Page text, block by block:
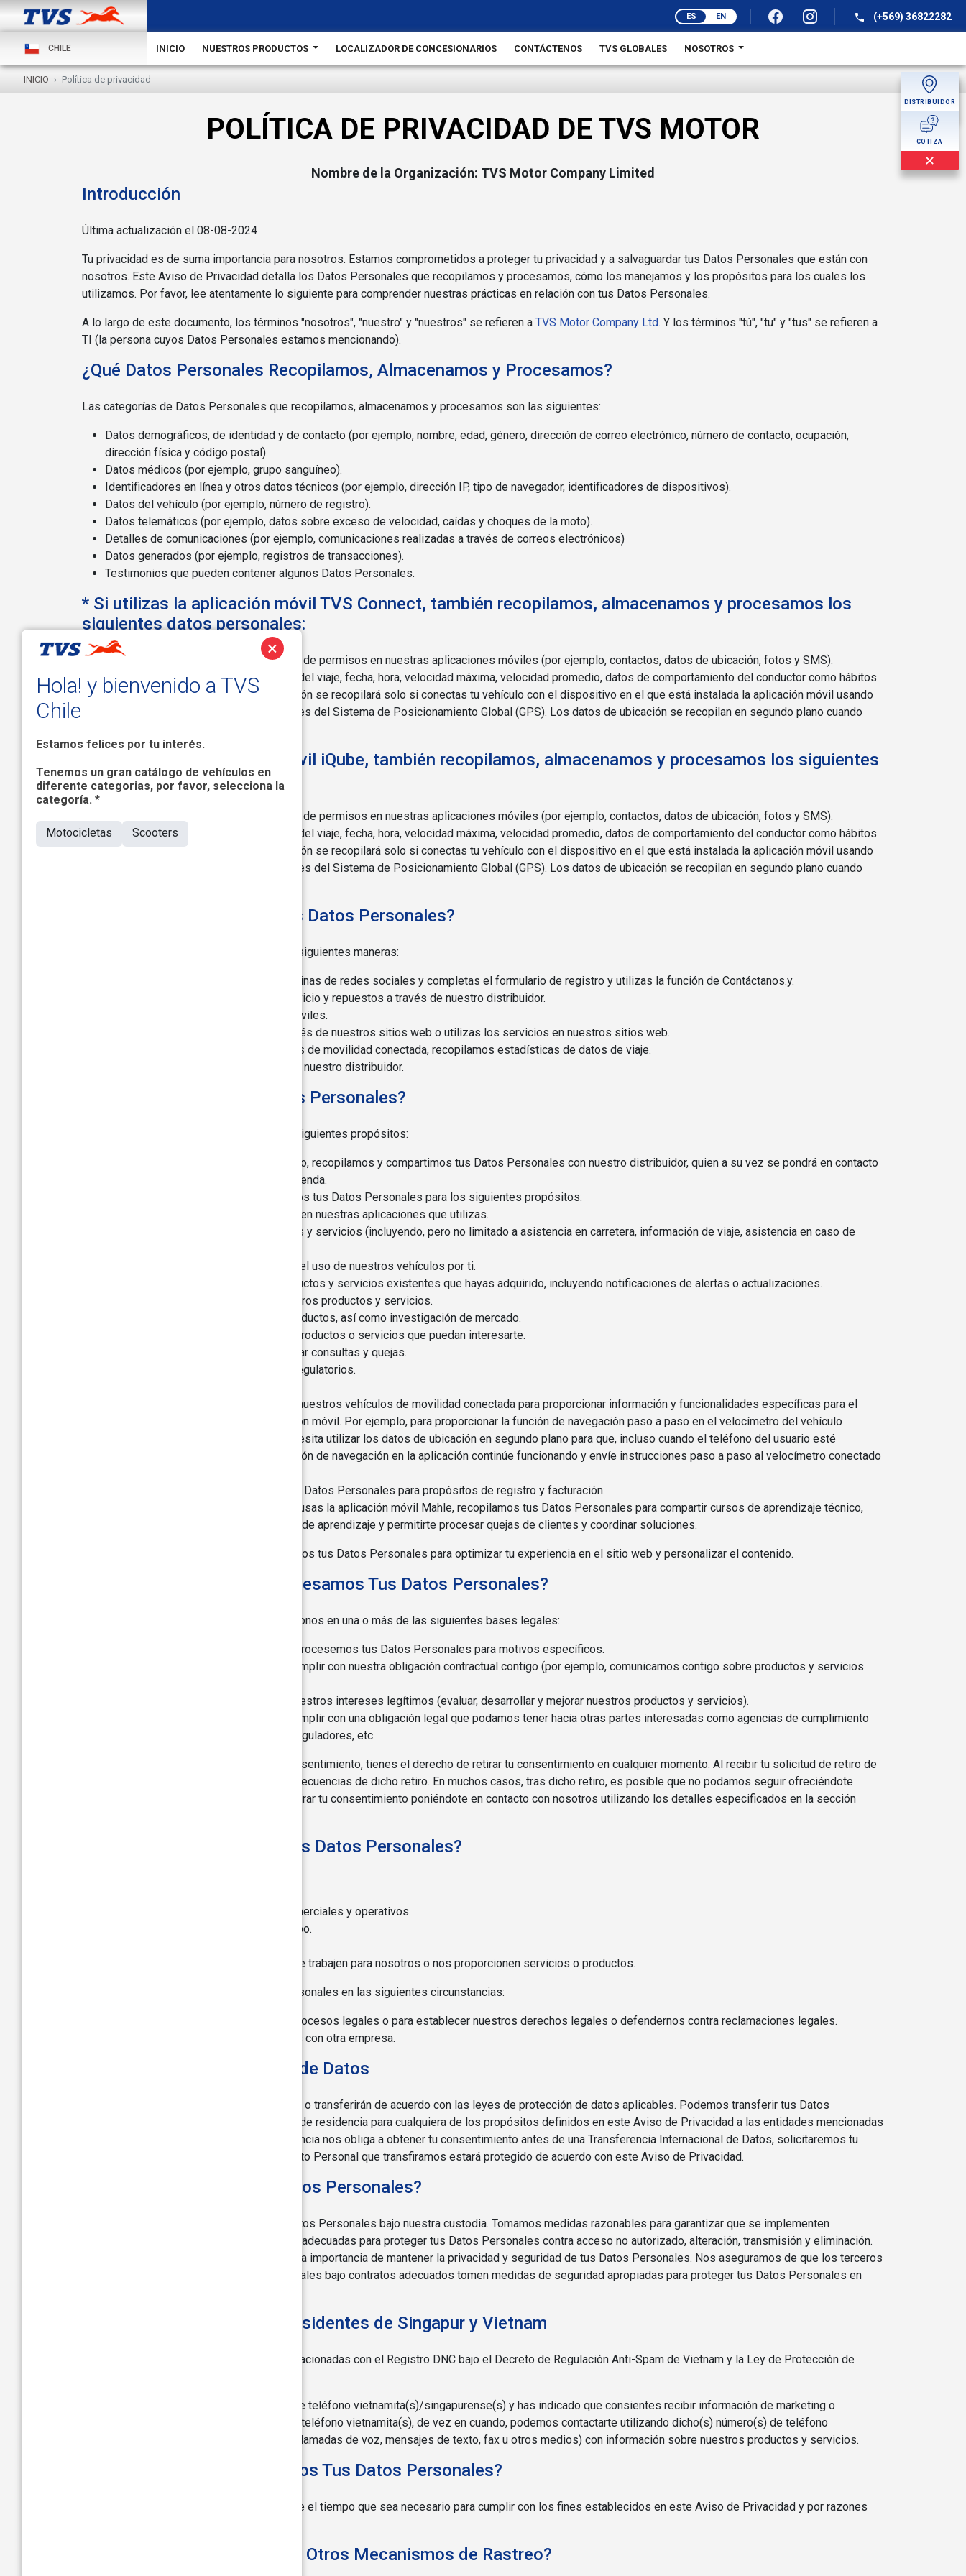
ES EN (+569) 36822282
CHILE INICIO NUESTROS PRODUCTOS LOCALIZADOR DE CONCESIONARIOS CONTÁCTENOS TVS GLOBALES NOSOTROS
DISTRIBUIDOR
COTIZA
✕
INICIO Política de privacidad
POLÍTICA DE PRIVACIDAD DE TVS MOTOR
Nombre de la Organización: TVS Motor Company Limited
Introducción
Última actualización el 08-08-2024
Tu privacidad es de suma importancia para nosotros. Estamos comprometidos a proteger tu privacidad y a salvaguardar tus Datos Personales que están con
nosotros. Este Aviso de Privacidad detalla los Datos Personales que recopilamos y procesamos, cómo los manejamos y los propósitos para los cuales los
utilizamos. Por favor, lee atentamente lo siguiente para comprender nuestras prácticas en relación con tus Datos Personales.
A lo largo de este documento, los términos "nosotros", "nuestro" y "nuestros" se refieren a TVS Motor Company Ltd. Y los términos "tú", "tu" y "tus" se refieren a
TI (la persona cuyos Datos Personales estamos mencionando).
¿Qué Datos Personales Recopilamos, Almacenamos y Procesamos?
Las categorías de Datos Personales que recopilamos, almacenamos y procesamos son las siguientes:
Datos demográficos, de identidad y de contacto (por ejemplo, nombre, edad, género, dirección de correo electrónico, número de contacto, ocupación,
dirección física y código postal).
Datos médicos (por ejemplo, grupo sanguíneo).
Identificadores en línea y otros datos técnicos (por ejemplo, dirección IP, tipo de navegador, identificadores de dispositivos).
Datos del vehículo (por ejemplo, número de registro).
Datos telemáticos (por ejemplo, datos sobre exceso de velocidad, caídas y choques de la moto).
Detalles de comunicaciones (por ejemplo, comunicaciones realizadas a través de correos electrónicos)
Datos generados (por ejemplo, registros de transacciones).
Testimonios que pueden contener algunos Datos Personales.
* Si utilizas la aplicación móvil TVS Connect, también recopilamos, almacenamos y procesamos los
siguientes datos personales:
Datos personales recopilados a través de permisos en nuestras aplicaciones móviles (por ejemplo, contactos, datos de ubicación, fotos y SMS).
Datos de viaje (por ejemplo, ubicación del viaje, fecha, hora, velocidad máxima, velocidad promedio, datos de comportamiento del conductor como hábitos
de velocidad y frenado). Esta información se recopilará solo si conectas tu vehículo con el dispositivo en el que está instalada la aplicación móvil usando
Bluetooth y tu dispositivo recibe señales del Sistema de Posicionamiento Global (GPS). Los datos de ubicación se recopilan en segundo plano cuando
* Si utilizas la aplicación móvil iQube, también recopilamos, almacenamos y procesamos los siguientes
datos personales:
Datos personales recopilados a través de permisos en nuestras aplicaciones móviles (por ejemplo, contactos, datos de ubicación, fotos y SMS).
Datos de viaje (por ejemplo, ubicación del viaje, fecha, hora, velocidad máxima, velocidad promedio, datos de comportamiento del conductor como hábitos
de velocidad y frenado). Esta información se recopilará solo si conectas tu vehículo con el dispositivo en el que está instalada la aplicación móvil usando
Bluetooth y tu dispositivo recibe señales del Sistema de Posicionamiento Global (GPS). Los datos de ubicación se recopilan en segundo plano cuando
¿De Dónde Recopilamos Tus Datos Personales?
Recopilamos tus Datos Personales de las siguientes maneras:
Cuando visitas nuestro sitio web o páginas de redes sociales y completas el formulario de registro y utilizas la función de Contáctanos.y.
Cuando recibimos una solicitud de servicio y repuestos a través de nuestro distribuidor.
Cuando usas nuestras aplicaciones móviles.
Cuando interactúas con nosotros a través de nuestros sitios web o utilizas los servicios en nuestros sitios web.
Cuando usas uno de nuestros vehículos de movilidad conectada, recopilamos estadísticas de datos de viaje.
Cuando te inscribes para convertirte en nuestro distribuidor.
¿Cómo Utilizamos Tus Datos Personales?
Utilizamos tus Datos Personales para los siguientes propósitos:
Si expresas interés en nuestro producto, recopilamos y compartimos tus Datos Personales con nuestro distribuidor, quien a su vez se pondrá en contacto
contigo para programar una visita a la tienda.
Si eres un cliente existente, recopilamos tus Datos Personales para los siguientes propósitos:
Autenticar tu cuenta o información en nuestras aplicaciones que utilizas.
Proporcionarte nuestros productos y servicios (incluyendo, pero no limitado a asistencia en carretera, información de viaje, asistencia en caso de
Generar análisis relacionados con el uso de nuestros vehículos por ti.
Comunicarnos contigo sobre productos y servicios existentes que hayas adquirido, incluyendo notificaciones de alertas o actualizaciones.
Evaluar, desarrollar y mejorar nuestros productos y servicios.
Realizar análisis de mercado y productos, así como investigación de mercado.
Enviarte información sobre otros productos o servicios que puedan interesarte.
Obtener retroalimentación y manejar consultas y quejas.
Cumplir con requisitos legales o regulatorios.
Utilizamos datos de ubicación en nuestros vehículos de movilidad conectada para proporcionar información y funcionalidades específicas para el
usuario mientras utiliza la aplicación móvil. Por ejemplo, para proporcionar la función de navegación paso a paso en el velocímetro del vehículo
conectado, la aplicación móvil necesita utilizar los datos de ubicación en segundo plano para que, incluso cuando el teléfono del usuario esté
bloqueado y en su bolsillo, la función de navegación en la aplicación continúe funcionando y envíe instrucciones paso a paso al velocímetro conectado
Si eres un distribuidor, recopilamos tus Datos Personales para propósitos de registro y facturación.
Si eres un empleado del distribuidor y usas la aplicación móvil Mahle, recopilamos tus Datos Personales para compartir cursos de aprendizaje técnico,
realizar un seguimiento de tu progreso de aprendizaje y permitirte procesar quejas de clientes y coordinar soluciones.
Si eres un visitante del sitio web, procesamos tus Datos Personales para optimizar tu experiencia en el sitio web y personalizar el contenido.
¿En Qué Bases Legales Procesamos Tus Datos Personales?
Procesamos tus Datos Personales basándonos en una o más de las siguientes bases legales:
Has dado tu consentimiento para que procesemos tus Datos Personales para motivos específicos.
El procesamiento es necesario para cumplir con nuestra obligación contractual contigo (por ejemplo, comunicarnos contigo sobre productos y servicios
El procesamiento es necesario para nuestros intereses legítimos (evaluar, desarrollar y mejorar nuestros productos y servicios).
El procesamiento es necesario para cumplir con una obligación legal que podamos tener hacia otras partes interesadas como agencias de cumplimiento
de la ley, agencias gubernamentales, reguladores, etc.
Cuando el procesamiento se basa en tu consentimiento, tienes el derecho de retirar tu consentimiento en cualquier momento. Al recibir tu solicitud de retiro de
consentimiento, se te comunicarán las consecuencias de dicho retiro. En muchos casos, tras dicho retiro, es posible que no podamos seguir ofreciéndote
nuestros productos y servicios. Puedes retirar tu consentimiento poniéndote en contacto con nosotros utilizando los detalles especificados en la sección
¿Con Quién Compartimos Tus Datos Personales?
Nuestra empresa matriz para fines comerciales y operativos.
Nuestras afiliadas o empresas del grupo.
Proveedores de servicios externos que trabajen para nosotros o nos proporcionen servicios o productos.
También podemos compartir tus Datos Personales en las siguientes circunstancias:
Para responder a órdenes judiciales, procesos legales o para establecer nuestros derechos legales o defendernos contra reclamaciones legales.
Si somos adquiridos o nos fusionamos con otra empresa.
Transferencia Internacional de Datos
Los datos recopilados de ti se almacenarán o transferirán de acuerdo con las leyes de protección de datos aplicables. Podemos transferir tus Datos
Personales a otros países fuera de tu país de residencia para cualquiera de los propósitos definidos en este Aviso de Privacidad a las entidades mencionadas
anteriormente. Si la ley de tu país de residencia nos obliga a obtener tu consentimiento antes de una Transferencia Internacional de Datos, solicitaremos tu
consentimiento para la misma. Cualquier Dato Personal que transfiramos estará protegido de acuerdo con este Aviso de Privacidad.
¿Cómo Aseguramos Tus Datos Personales?
Estamos comprometidos a proteger tus Datos Personales bajo nuestra custodia. Tomamos medidas razonables para garantizar que se implementen
salvaguardas físicas, técnicas y de gestión adecuadas para proteger tus Datos Personales contra acceso no autorizado, alteración, transmisión y eliminación.
Capacitamos a nuestros empleados sobre la importancia de mantener la privacidad y seguridad de tus Datos Personales. Nos aseguramos de que los terceros
con los que compartimos tus Datos Personales bajo contratos adecuados tomen medidas de seguridad apropiadas para proteger tus Datos Personales en
Información especial para residentes de Singapur y Vietnam
Cumplimos con todas las disposiciones relacionadas con el Registro DNC bajo el Decreto de Regulación Anti-Spam de Vietnam y la Ley de Protección de
Si nos has proporcionado tu(s) número(s) de teléfono vietnamita(s)/singapurense(s) y has indicado que consientes recibir información de marketing o
promocional a través de tu(s) número(s) de teléfono vietnamita(s), de vez en cuando, podemos contactarte utilizando dicho(s) número(s) de teléfono
vietnamita(s)/singapurense(s) (incluyendo llamadas de voz, mensajes de texto, fax u otros medios) con información sobre nuestros productos y servicios.
¿Cuánto Tiempo Conservamos Tus Datos Personales?
Conservamos tus Datos Personales durante el tiempo que sea necesario para cumplir con los fines establecidos en este Aviso de Privacidad y por razones
¿Cómo Utilizamos Cookies y Otros Mecanismos de Rastreo?
MÁS
×
Hola! y bienvenido a TVS
Chile
Estamos felices por tu interés.
Tenemos un gran catálogo de vehículos en
diferente categorias, por favor, selecciona la
categoría. *
Motocicletas Scooters